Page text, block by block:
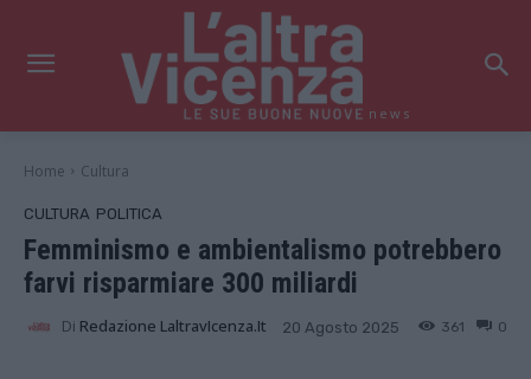
news
Home Cultura
CULTURA POLITICA
Femminismo e ambientalismo potrebbero
farvi risparmiare 300 miliardi
Di Redazione LaltravIcenza.it 20 Agosto 2025 0
361